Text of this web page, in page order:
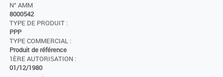
N° AMM
8000542
TYPE DE PRODUIT :
PPP
TYPE COMMERCIAL :
Produit de référence
1ÈRE AUTORISATION :
01/12/1980